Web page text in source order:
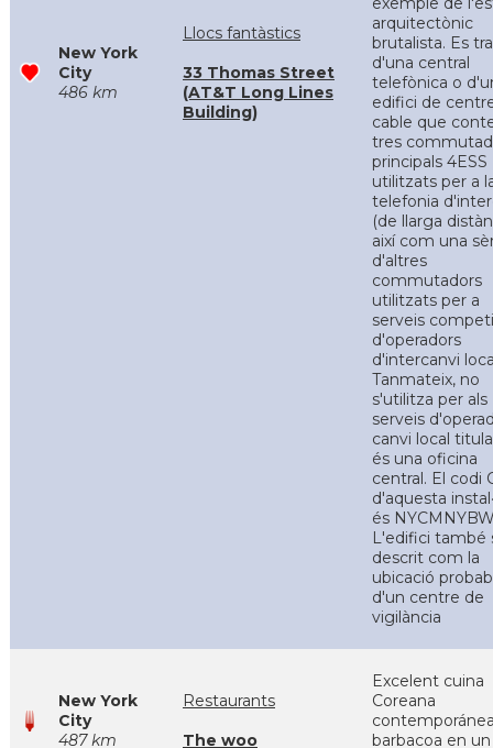
New York
City
486 km
Llocs fantàstics
33 Thomas Street
(AT&T Long Lines
Building)
arquitectònic
brutalista. Es
d'una central
telefònica o
edifici de
cable que
tres
principals 4ESS
utilitzats per a
telefonia
(de llarga
així com una
d'altres
commutadors
utilitzats per a
serveis
d'operadors
d'intercanvi
Tanmateix, no
s'utilitza per als
serveis
canvi local
és una oficina
central. El codi
d'aquesta
és
L'edifici també
descrit com la
ubicació
d'un centre de
vigilància
New York
City
487 km
Restaurants
The woo
Excelent cuina
Coreana
barbacoa en